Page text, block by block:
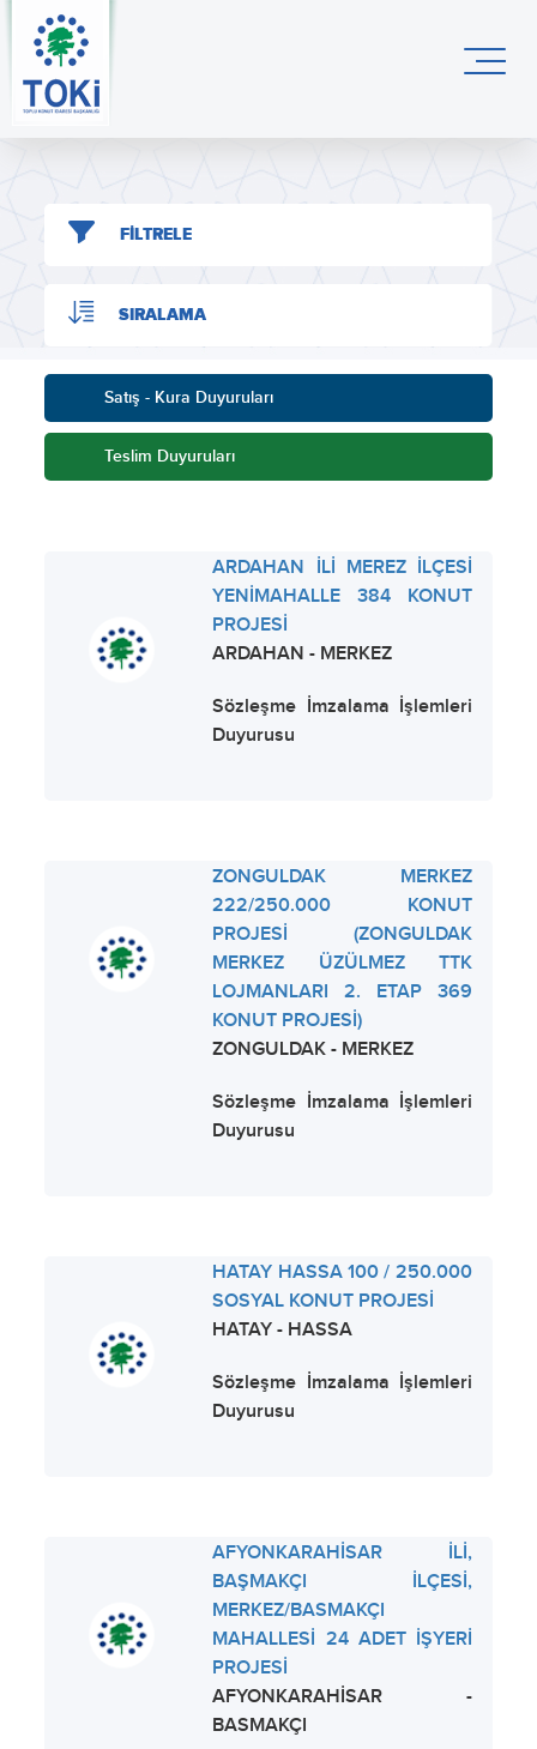
FİLTRELE
SIRALAMA
Satış - Kura Duyuruları
Teslim Duyuruları
ARDAHAN İLİ MEREZ İLÇESİ
YENİMAHALLE 384 KONUT
PROJESİ
ARDAHAN - MERKEZ
Sözleşme İmzalama İşlemleri
Duyurusu
ZONGULDAK MERKEZ
222/250.000 KONUT
PROJESİ (ZONGULDAK
MERKEZ ÜZÜLMEZ TTK
LOJMANLARI 2. ETAP 369
KONUT PROJESİ)
ZONGULDAK - MERKEZ
Sözleşme İmzalama İşlemleri
Duyurusu
HATAY HASSA 100 / 250.000
SOSYAL KONUT PROJESİ
HATAY - HASSA
Sözleşme İmzalama İşlemleri
Duyurusu
AFYONKARAHİSAR İLİ,
BAŞMAKÇI İLÇESİ,
MERKEZ/BASMAKÇI
MAHALLESİ 24 ADET İŞYERİ
PROJESİ
AFYONKARAHİSAR -
BASMAKÇI